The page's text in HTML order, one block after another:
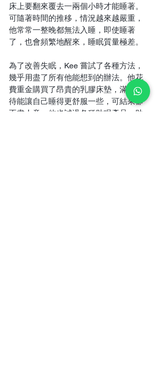
床上要翻來覆去一兩個小時才能睡著。
可隨著時間的推移，情況越來越嚴重，
他常常一整晚都無法入睡，即使睡著
了，也會頻繁地醒來，睡眠質量極差。
為了改善失眠，Kee 嘗試了各種方法，
幾乎用盡了所有他能想到的辦法。他花
費重金購買了昂貴的乳膠床墊，滿心期
待能讓自己睡得更舒服一些，可結果卻
不盡人意；他也試過各種助眠產品，助